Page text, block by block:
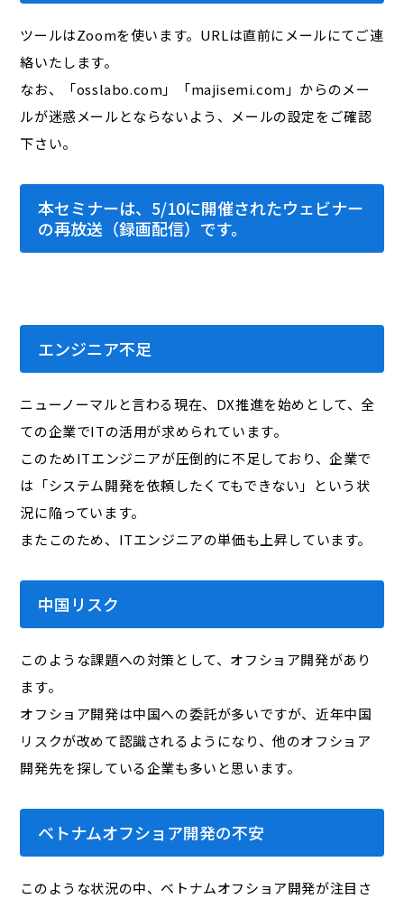
ツールはZoomを使います。URLは直前にメールにてご連
絡いたします。
なお、「osslabo.com」「majisemi.com」からのメー
ルが迷惑メールとならないよう、メールの設定をご確認
下さい。
本セミナーは、5/10に開催されたウェビナー
の再放送（録画配信）です。
エンジニア不足
ニューノーマルと言わる現在、DX推進を始めとして、全
ての企業でITの活用が求められています。
このためITエンジニアが圧倒的に不足しており、企業で
は「システム開発を依頼したくてもできない」という状
況に陥っています。
またこのため、ITエンジニアの単価も上昇しています。
中国リスク
このような課題への対策として、オフショア開発があり
ます。
オフショア開発は中国への委託が多いですが、近年中国
リスクが改めて認識されるようになり、他のオフショア
開発先を探している企業も多いと思います。
ベトナムオフショア開発の不安
このような状況の中、ベトナムオフショア開発が注目さ